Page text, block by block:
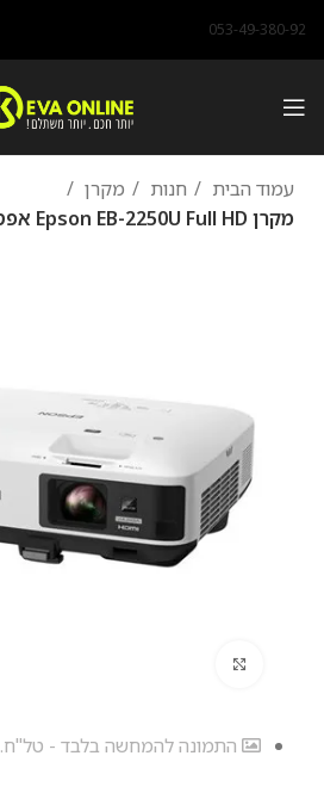
053-49-380-92
עמוד הבית חנות
מקרן
מקרן Epson EB-2250U Full HD אפסון
התמונה להמחשה בלבד - טל"ח.